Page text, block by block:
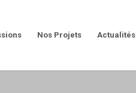
Nos Projets Actualités